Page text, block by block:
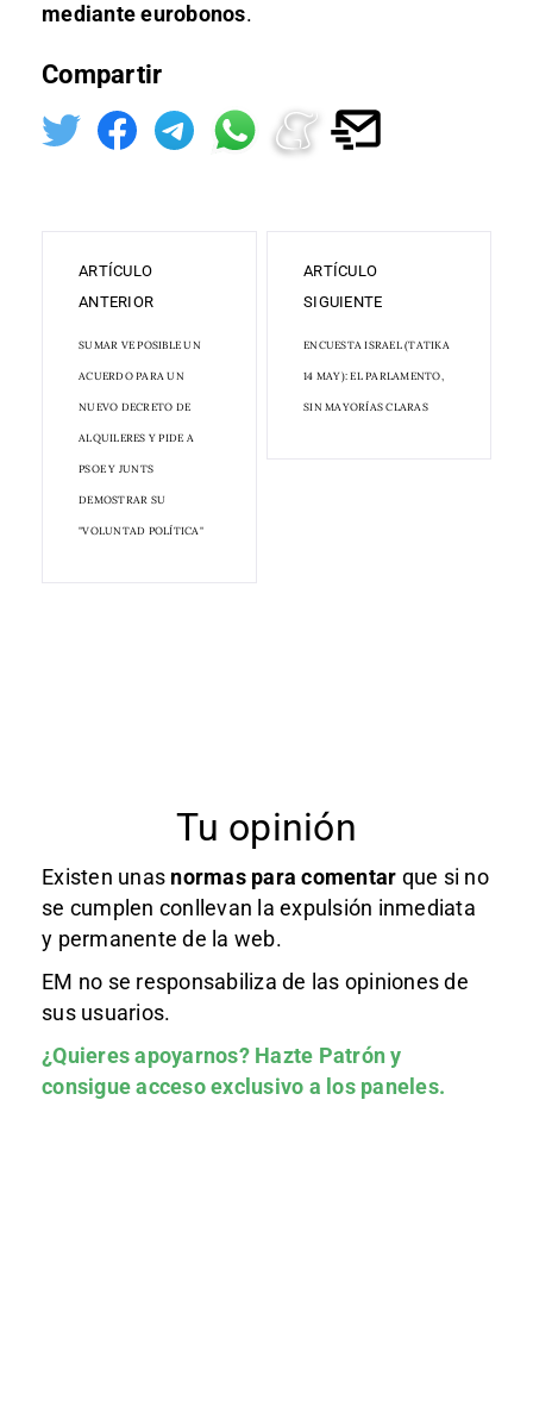
mediante eurobonos.
Compartir
ARTÍCULO
ANTERIOR
SUMAR VE POSIBLE UN
ACUERDO PARA UN
NUEVO DECRETO DE
ALQUILERES Y PIDE A
PSOE Y JUNTS
DEMOSTRAR SU
"VOLUNTAD POLÍTICA"
ARTÍCULO
SIGUIENTE
ENCUESTA ISRAEL (TATIKA
14 MAY): EL PARLAMENTO,
SIN MAYORÍAS CLARAS
Tu opinión
Existen unas normas para comentar que si no
se cumplen conllevan la expulsión inmediata
y permanente de la web.
EM no se responsabiliza de las opiniones de
sus usuarios.
¿Quieres apoyarnos? Hazte Patróny
consigue acceso exclusivo a los paneles.